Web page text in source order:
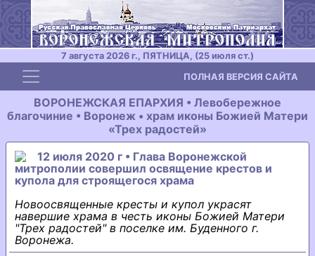
7 августа 2026 г., ПЯТНИЦА, (25 июля ст.)
Toggle navigation ПОЛНАЯ ВЕРСИЯ САЙТА
ВОРОНЕЖСКАЯ ЕПАРХИЯ • Левобережное
благочиние • Воронеж • храм иконы Божией Матери
«Трех радостей»
12 июля 2020 г • Глава Воронежской
митрополии совершил освящение крестов и
купола для строящегося храма
Новоосвященные кресты и купол украсят
навершие храма в честь иконы Божией Матери
"Трех радостей" в поселке им. Буденного г.
Воронежа.